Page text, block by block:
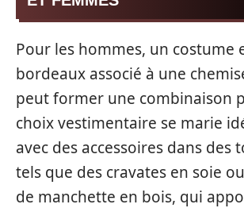
Pour les hommes, un costume
bordeaux associé à une
peut former une combinaison
choix vestimentaire se marie
avec des accessoires dans des
tels que des cravates en soie
de manchette en bois, qui